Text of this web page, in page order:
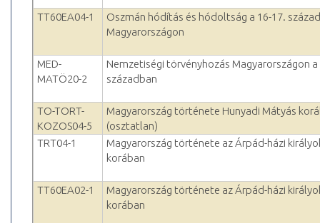
TT60EA04-1
Oszmán hódítás és hódoltság a 16-17.
Magyarországon
MED-
MATÖ20-2
Nemzetiségi törvényhozás Magyarországon a
században
TO-TORT-
KOZOS04-5
Magyarország története Hunyadi Mátyás
(osztatlan)
TRT04-1
Magyarország története az Árpád-házi
korában
TT60EA02-1
Magyarország története az Árpád-házi
korában